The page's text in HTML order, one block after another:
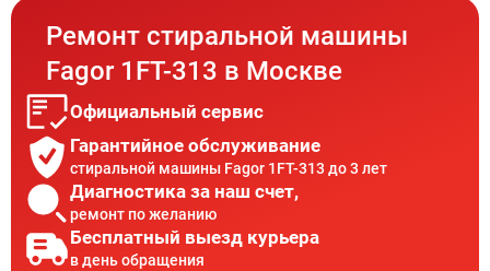
Ремонт стиральной машины
Fagor 1FT-313 в Москве
Официальный сервис
Гарантийное обслуживание
стиральной машины Fagor 1FT-313 до 3 лет
Диагностика за наш счет,
ремонт по желанию
Бесплатный выезд курьера
в день обращения